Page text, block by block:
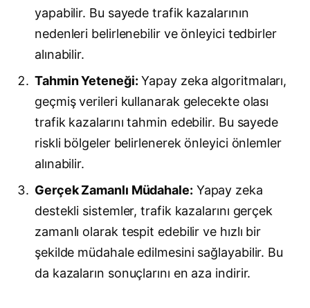
yapabilir. Bu sayede trafik kazalarının
nedenleri belirlenebilir ve önleyici tedbirler
alınabilir.
Tahmin Yeteneği: Yapay zeka algoritmaları,
geçmiş verileri kullanarak gelecekte olası
trafik kazalarını tahmin edebilir. Bu sayede
riskli bölgeler belirlenerek önleyici önlemler
alınabilir.
Gerçek Zamanlı Müdahale: Yapay zeka
destekli sistemler, trafik kazalarını gerçek
zamanlı olarak tespit edebilir ve hızlı bir
şekilde müdahale edilmesini sağlayabilir. Bu
da kazaların sonuçlarını en aza indirir.